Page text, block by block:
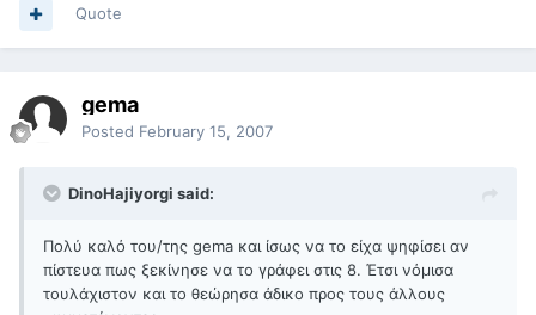
Quote
gema
Posted February 15, 2007
DinoHajiyorgi said:
Πολύ καλό του/της gema και ίσως να το είχα ψηφίσει αν
πίστευα πως ξεκίνησε να το γράφει στις 8. Έτσι νόμισα
τουλάχιστον και το θεώρησα άδικο προς τους άλλους